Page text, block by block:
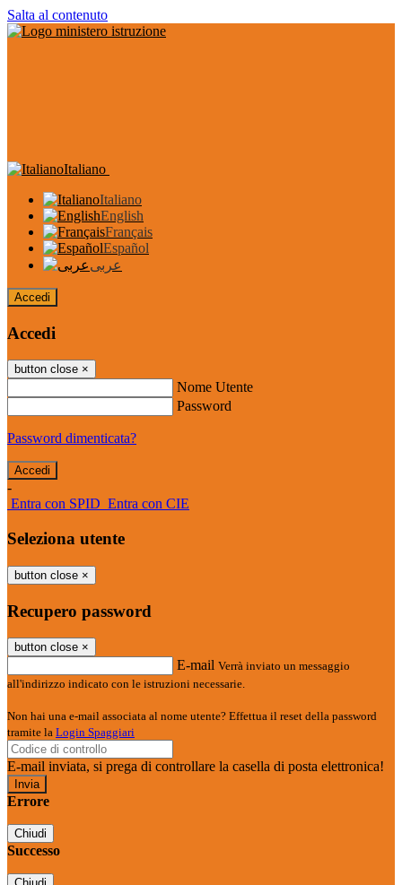
Salta al contenuto
Italiano
Italiano
English
Français
Español
عربى
Accedi
Accedi
button close ×
Nome Utente
Password
Password dimenticata?
-
Entra con SPID Entra con CIE
Seleziona utente
button close ×
Recupero password
button close ×
E-mail Verrà inviato un messaggio
all'indirizzo indicato con le istruzioni necessarie.
Non hai una e-mail associata al nome utente? Effettua il reset della password
tramite la Login Spaggiari
E-mail inviata, si prega di controllare la casella di posta elettronica!
Errore
Chiudi
Successo